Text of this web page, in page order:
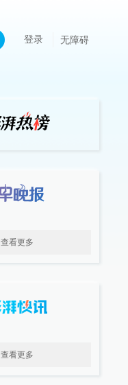
登录 无障碍
查看更多
查看更多